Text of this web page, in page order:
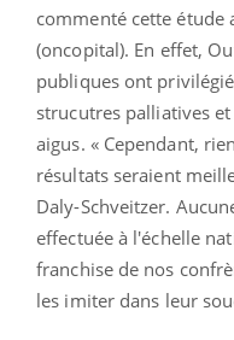
commenté cette étude
(oncopital). En effet,
publiques ont
strucutres palliatives
aigus. « Cependant,
résultats seraient
Daly-Schveitzer.
effectuée à l'échelle
franchise de nos
les imiter dans leur